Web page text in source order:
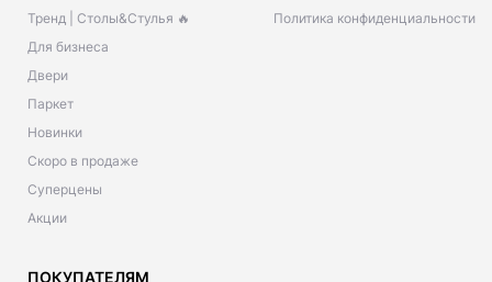
Тренд | Столы&Стулья 🔥
Для бизнеса
Двери
Паркет
Новинки
Скоро в продаже
Суперцены
Акции
Политика конфиденциальности
ПОКУПАТЕЛЯМ